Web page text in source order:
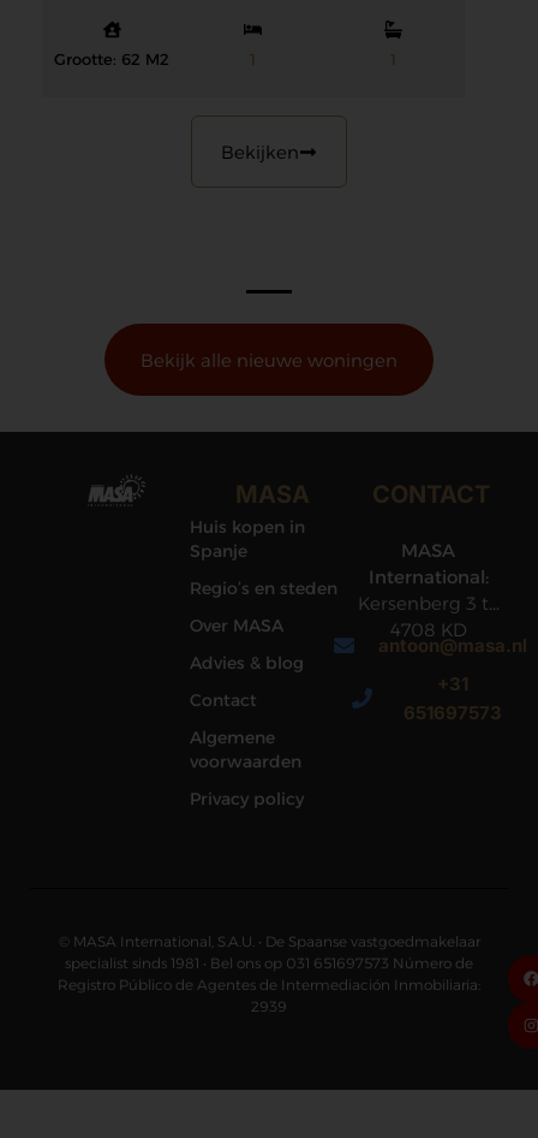
Grootte: 62 M2 1 1
Bekijken
Bekijk alle nieuwe woningen
MASA
Huis kopen in
Spanje
Regio’s en steden
Over MASA
Advies & blog
Contact
Algemene
voorwaarden
Privacy policy
CONTACT
MASA
International:
Kersenberg 3 te
4708 KD
Roosendaal
antoon@masa.nl
+31
651697573
© MASA International, S.A.U. • De Spaanse vastgoedmakelaar
specialist sinds 1981 • Bel ons op 031 651697573 Número de
Registro Público de Agentes de Intermediación Inmobiliaria:
2939